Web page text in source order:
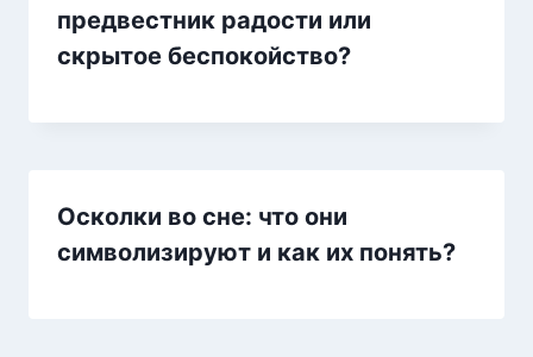
предвестник радости или
скрытое беспокойство?
Осколки во сне: что они
символизируют и как их понять?